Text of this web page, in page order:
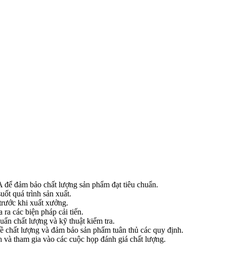
để đảm bảo chất lượng sản phẩm đạt tiêu chuẩn.
quá trình sản xuất.
khi xuất xưởng.
các biện pháp cải tiến.
chất lượng và kỹ thuật kiểm tra.
lượng và đảm bảo sản phẩm tuân thủ các quy định.
tham gia vào các cuộc họp đánh giá chất lượng.